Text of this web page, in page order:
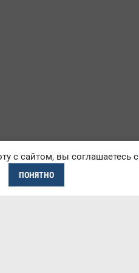
с сайтом, вы соглашаетесь с
ПОНЯТНО